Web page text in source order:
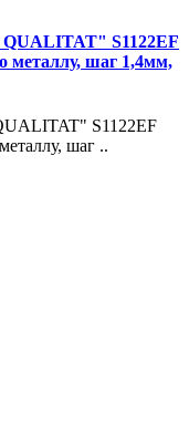
S1122EF
металлу, шаг 1,4мм,
S1122EF
шаг ..